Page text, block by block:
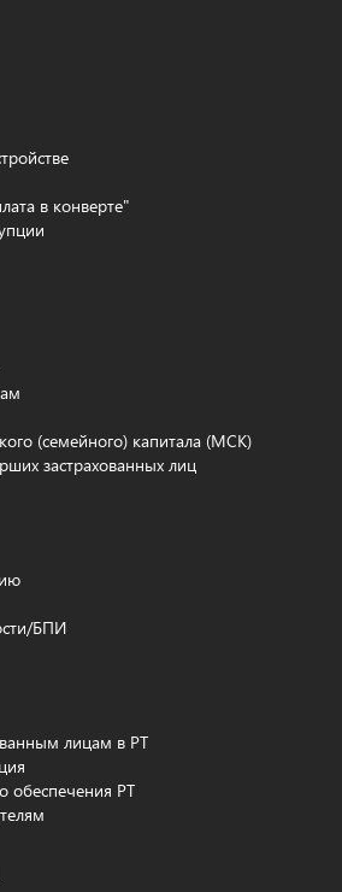
в конверте"
(семейного) капитала (МСК)
застрахованных лиц
БПИ
лицам в РТ
обеспечения РТ